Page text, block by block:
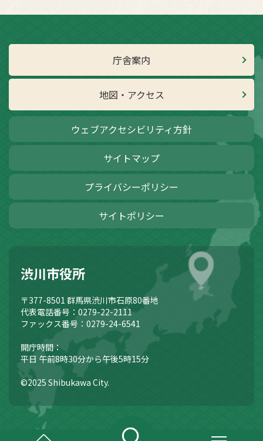
庁舎案内
地図・アクセス
ウェブアクセシビリティ方針
サイトマップ
プライバシーポリシー
サイトポリシー
渋川市役所
〒377-8501 群馬県渋川市石原80番地
代表電話番号：0279-22-2111
ファックス番号：0279-24-6541
開庁時間：
平日 午前8時30分から午後5時15分
©2025 Shibukawa City.